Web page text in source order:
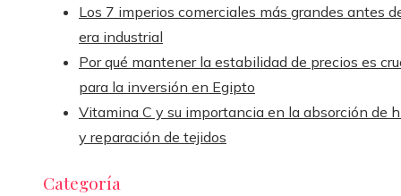
Los 7 imperios comerciales más grandes antes
era industrial
Por qué mantener la estabilidad de precios es
para la inversión en Egipto
Vitamina C y su importancia en la absorción de
y reparación de tejidos
Categoría